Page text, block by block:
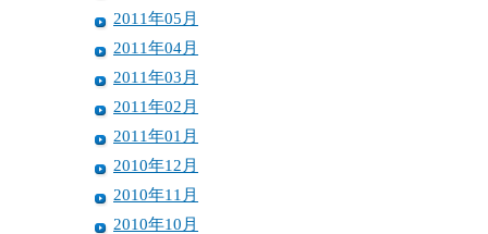
2011年05月
2011年04月
2011年03月
2011年02月
2011年01月
2010年12月
2010年11月
2010年10月